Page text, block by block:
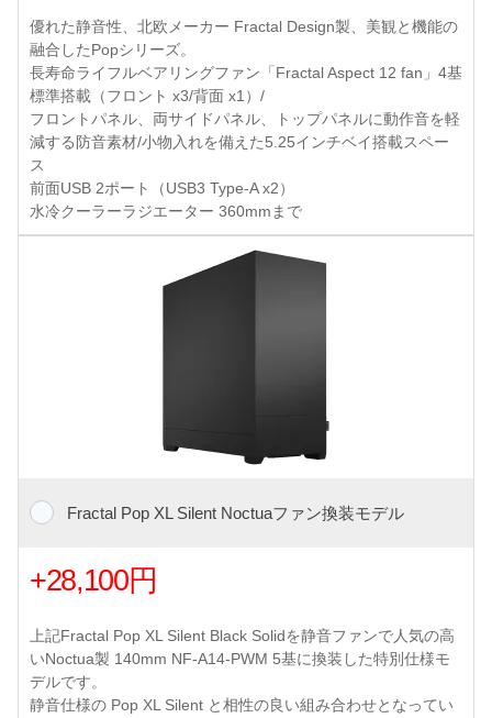
優れた静音性、北欧メーカー Fractal Design製、美観と機能の
融合したPopシリーズ。
長寿命ライフルベアリングファン「Fractal Aspect 12 fan」4基
標準搭載（フロント x3/背面 x1）/
フロントパネル、両サイドパネル、トップパネルに動作音を軽
減する防音素材/小物入れを備えた5.25インチベイ搭載スペー
ス
前面USB 2ポート（USB3 Type-A x2）
水冷クーラーラジエーター 360mmまで
Fractal Pop XL Silent Noctuaファン換装モデル
+28,100円
上記Fractal Pop XL Silent Black Solidを静音ファンで人気の高
いNoctua製 140mm NF-A14-PWM 5基に換装した特別仕様モ
デルです。
静音仕様の Pop XL Silent と相性の良い組み合わせとなってい